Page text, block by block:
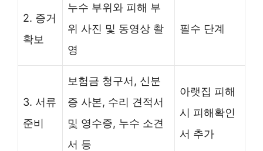
2. 증거
확보
누수 부위와 피해 부
위 사진 및 동영상 촬
영
필수 단계
3. 서류
준비
보험금 청구서, 신분
증 사본, 수리 견적서
및 영수증, 누수 소견
서 등
아랫집 피해
시 피해확인
서 추가